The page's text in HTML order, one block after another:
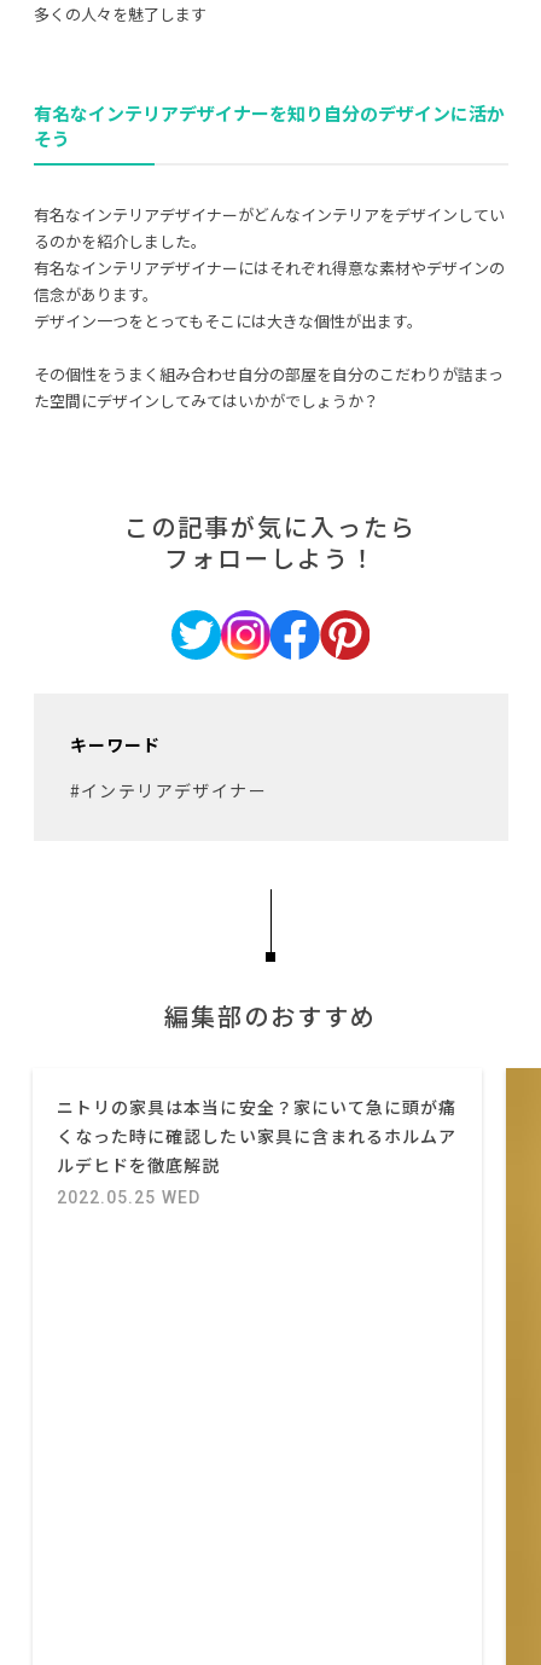
多くの人々を魅了します
有名なインテリアデザイナーを知り自分のデザインに活か
そう
有名なインテリアデザイナーがどんなインテリアをデザインしてい
るのかを紹介しました。
有名なインテリアデザイナーにはそれぞれ得意な素材やデザインの
信念があります。
デザイン一つをとってもそこには大きな個性が出ます。
その個性をうまく組み合わせ自分の部屋を自分のこだわりが詰まっ
た空間にデザインしてみてはいかがでしょうか？
この記事が気に入ったら
フォローしよう！
キーワード
#インテリアデザイナー
編集部のおすすめ
ニトリの家具は本当に安全？家にいて急に頭が痛
くなった時に確認したい家具に含まれるホルムア
ルデヒドを徹底解説
2022.05.25 WED